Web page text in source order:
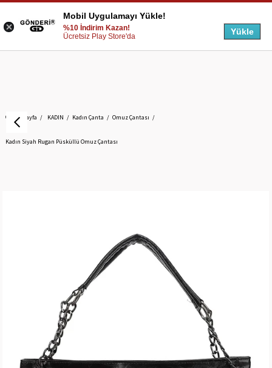
Anasayfa KADIN Kadın Çanta Omuz Çantası
Kadın Siyah Rugan Püsküllü Omuz Çantası
Mobil Uygulamayı Yükle!
%10 İndirim Kazan!
Ücretsiz Play Store'da
Yükle